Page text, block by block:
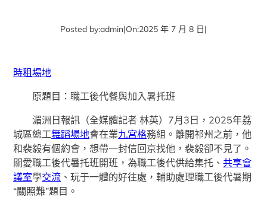
Posted by:admin|On:2025 年 7 月 8 日|
時租場地
原題目：職工後代餐與加入暑托班
湄洲日報訊（全媒體記者 林英）7月3日，2025年荔
城區總工舞蹈場地會在業九宮格務組。離開祁州之前，他
和裴毅有個約會，想帶一封信回京找他，裴毅卻不見了。
關愛職工後代暑托班開班，為職工後代供給集托、共享會
議室學交流 、玩于一體的好往處，輔助處理職工後代暑期
“關照難”題目。